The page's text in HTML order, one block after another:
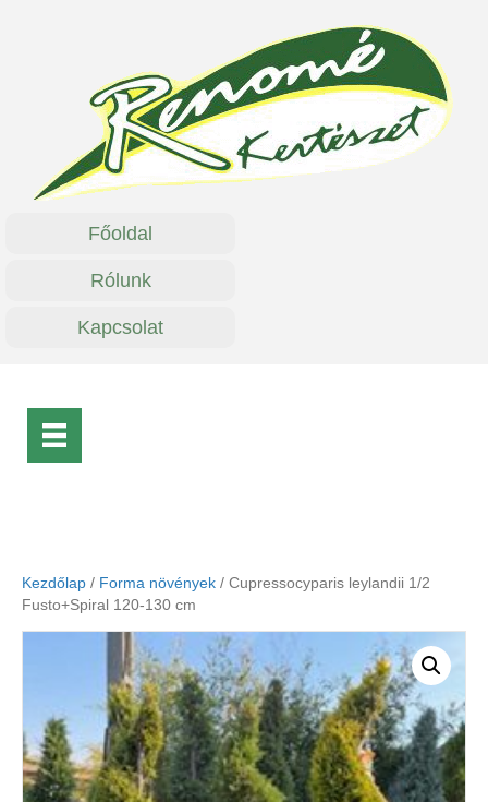
Főoldal
Rólunk
Kapcsolat
Kezdőlap / Forma növények / Cupressocyparis leylandii 1/2
Fusto+Spiral 120-130 cm